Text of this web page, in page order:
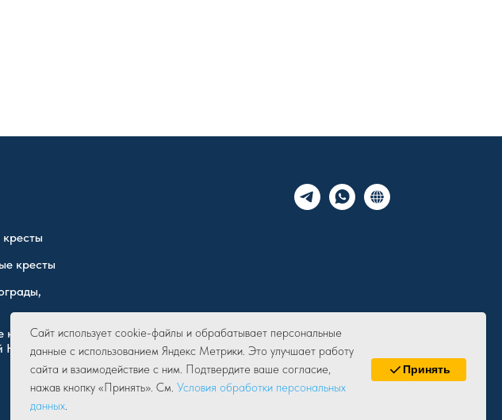
Сайт использует cookie-файлы и обрабатывает персональные
данные с использованием Яндекс Метрики. Это улучшает работу
сайта и взаимодействие с ним. Подтвердите ваше согласие,
нажав кнопку «Принять». См. Условия обработки персональных
данных.
Принять
кресты
кресты
Юрия